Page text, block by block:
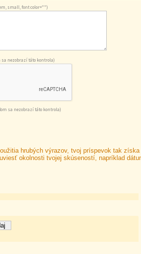
small, font color="")
nezobrazí táto kontrola)
sa nezobrazí táto kontrola)
hrubých výrazov, tvoj príspevok tak získa
okolnosti tvojej skúseností, napríklad